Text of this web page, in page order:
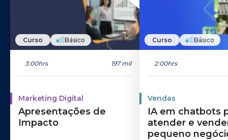
Curso Básico
3:00hrs 197 mil
Marketing Digital
Apresentações de
Impacto
Curso Básico
2:00hrs
Vendas
IA em chatbots
atender e
pequeno